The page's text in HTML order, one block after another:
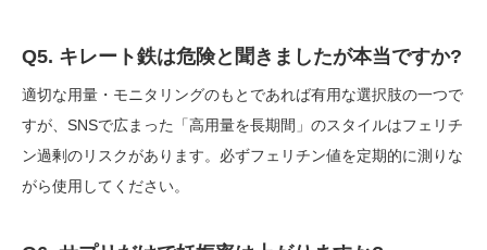
Q5. キレート鉄は危険と聞きましたが本当ですか?
適切な用量・モニタリングのもとであれば有用な選択肢の一つで
すが、SNSで広まった「高用量を長期間」のスタイルはフェリチ
ン過剰のリスクがあります。必ずフェリチン値を定期的に測りな
がら使用してください。